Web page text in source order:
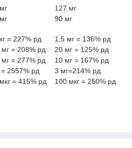
127 мг
90 мг
= 227% рд
1,5 мг = 136% рд
= 208% рд
20 мг = 125% рд
= 277% рд
10 мг = 167% рд
2557% рд
3 мг=214% рд
= 415% рд 100 мкг = 250% рд